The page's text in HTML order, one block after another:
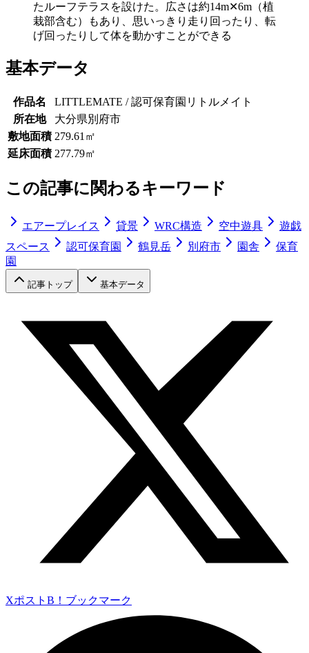
たルーフテラスを設けた。広さは約14m✕6m（植
栽部含む）もあり、思いっきり走り回ったり、転
げ回ったりして体を動かすことができる
基本データ
作品名
LITTLEMATE / 認可保育園リトルメイト
所在地
大分県別府市
敷地面積 279.61㎡
延床面積 277.79㎡
この記事に関わるキーワード
エアープレイス 貸景 WRC構造 空中遊具
遊戯
スペース
認可保育園 鶴見岳 別府市 園舎
保育
園
記事トップ 基本データ
Xポスト B！ブックマーク